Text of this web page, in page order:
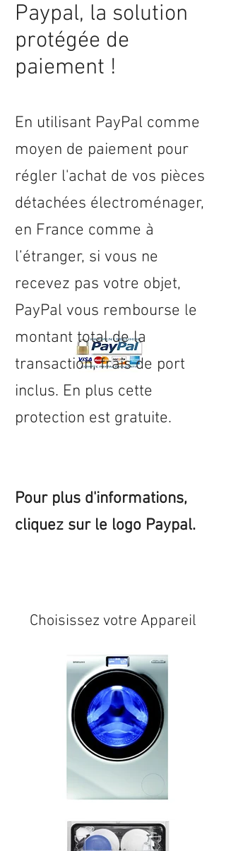
Paypal, la solution
protégée de
paiement !
En utilisant PayPal comme
moyen de paiement pour
régler l'achat de vos pièces
détachées électroménager,
en France comme à
l’étranger, si vous ne
recevez pas votre objet,
PayPal vous rembourse le
montant total de la
transaction, frais de port
inclus. En plus cette
protection est gratuite.
Pour plus d'informations,
cliquez sur le logo Paypal.
Choisissez votre Appareil